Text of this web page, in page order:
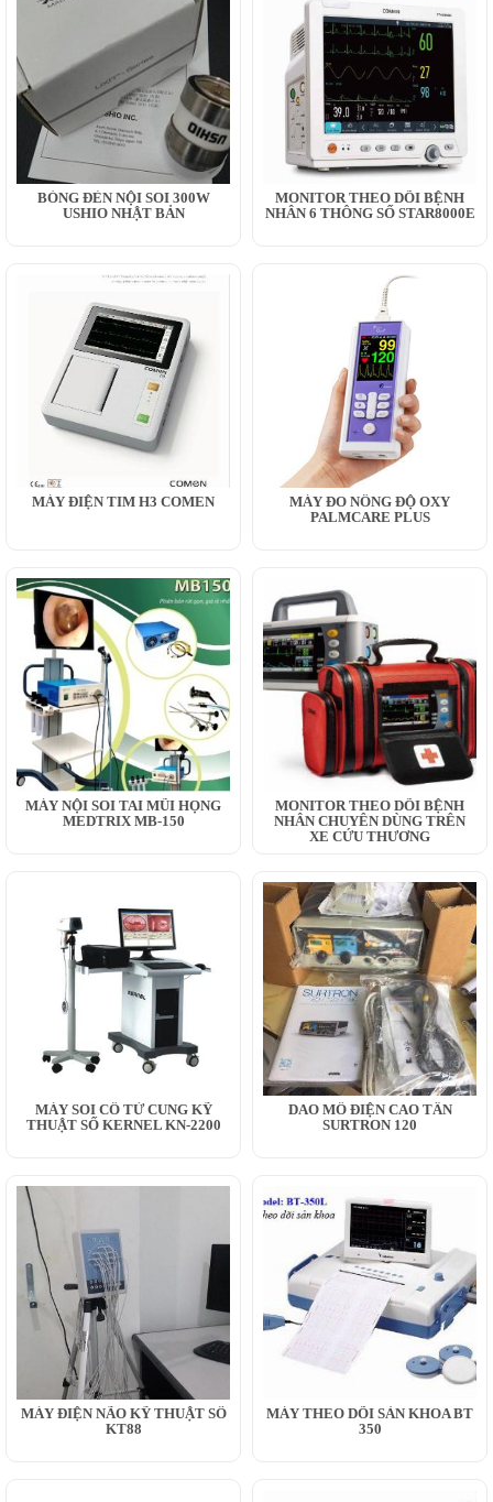
BÓNG ĐÈN NỘI SOI 300W
USHIO NHẬT BẢN
MONITOR THEO DÕI BỆNH
NHÂN 6 THÔNG SỐ STAR8000E
MÁY ĐIỆN TIM H3 COMEN
MÁY ĐO NỒNG ĐỘ OXY
PALMCARE PLUS
MÁY NỘI SOI TAI MŨI HỌNG
MEDTRIX MB-150
MONITOR THEO DÕI BỆNH
NHÂN CHUYÊN DÙNG TRÊN
XE CỨU THƯƠNG
MÁY SOI CỔ TỬ CUNG KỸ
THUẬT SỐ KERNEL KN-2200
DAO MỔ ĐIỆN CAO TẦN
SURTRON 120
MÁY ĐIỆN NÃO KỸ THUẬT SỐ
KT88
MÁY THEO DÕI SẢN KHOA BT
350